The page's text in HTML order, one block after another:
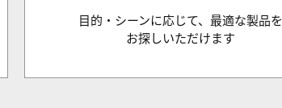
目的・シーンに応じて、最適な製品を
お探しいただけます